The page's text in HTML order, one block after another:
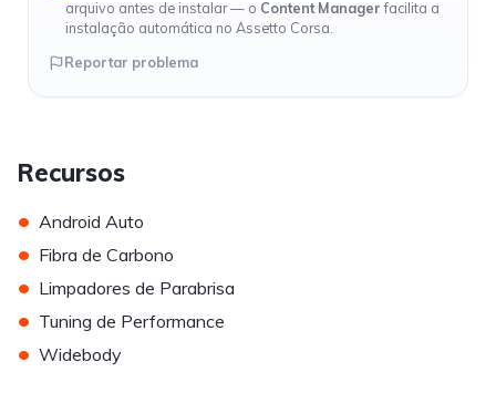
arquivo antes de instalar — o Content Managerfacilita a
instalação automática no Assetto Corsa.
Reportar problema
Recursos
• Android Auto
• Fibra de Carbono
• Limpadores de Parabrisa
• Tuning de Performance
• Widebody